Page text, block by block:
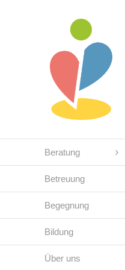
Beratung
Betreuung
Begegnung
Bildung
Über uns